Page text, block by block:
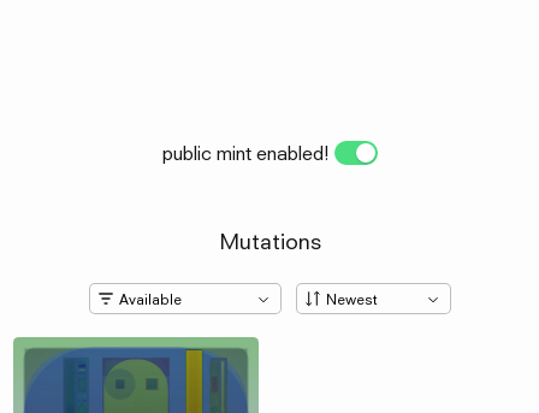
public mint enabled!
Mutations